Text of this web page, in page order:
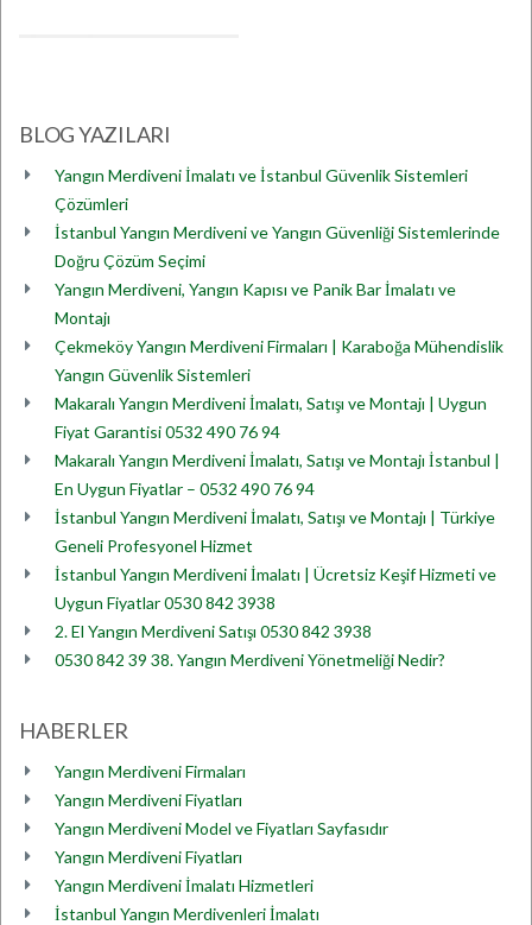
BLOG YAZILARI
Yangın Merdiveni İmalatı ve İstanbul Güvenlik Sistemleri
Çözümleri
İstanbul Yangın Merdiveni ve Yangın Güvenliği Sistemlerinde
Doğru Çözüm Seçimi
Yangın Merdiveni, Yangın Kapısı ve Panik Bar İmalatı ve
Montajı
Çekmeköy Yangın Merdiveni Firmaları | Karaboğa Mühendislik
Yangın Güvenlik Sistemleri
Makaralı Yangın Merdiveni İmalatı, Satışı ve Montajı | Uygun
Fiyat Garantisi 0532 490 76 94
Makaralı Yangın Merdiveni İmalatı, Satışı ve Montajı İstanbul |
En Uygun Fiyatlar – 0532 490 76 94
İstanbul Yangın Merdiveni İmalatı, Satışı ve Montajı | Türkiye
Geneli Profesyonel Hizmet
İstanbul Yangın Merdiveni İmalatı | Ücretsiz Keşif Hizmeti ve
Uygun Fiyatlar 0530 842 3938
2. El Yangın Merdiveni Satışı 0530 842 3938
0530 842 39 38. Yangın Merdiveni Yönetmeliği Nedir?
HABERLER
Yangın Merdiveni Firmaları
Yangın Merdiveni Fiyatları
Yangın Merdiveni Model ve Fiyatları Sayfasıdır
Yangın Merdiveni Fiyatları
Yangın Merdiveni İmalatı Hizmetleri
İstanbul Yangın Merdivenleri İmalatı